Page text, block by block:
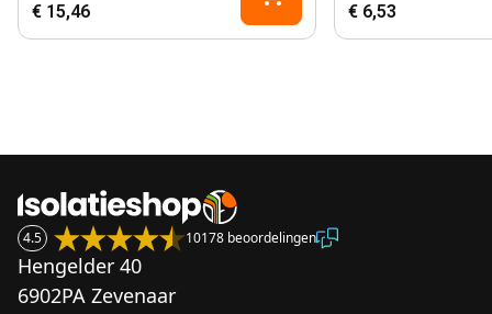
€ 15,46 € 6,53
4.5 10178 beoordelingen
Hengelder 40
6902PA Zevenaar